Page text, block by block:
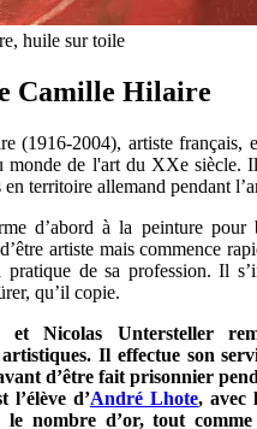
huile sur toile
Camille Hilaire
(1916-2004), artiste français,
monde de l'art du XXe siècle.
territoire allemand pendant
d’abord à la peinture pour
artiste mais commence
de sa profession. Il
qu’il copie.
et Nicolas Untersteller
Il effectue son
d’être fait prisonnier
l’élève d’André Lhote, avec
le nombre d’or, tout